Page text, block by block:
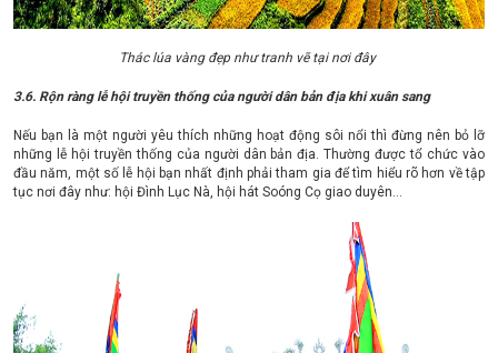
Thác lúa vàng đẹp như tranh vẽ tại nơi đây
3.6. Rộn ràng lễ hội truyền thống của người dân bản địa khi xuân sang
Nếu bạn là một người yêu thích những hoạt động sôi nổi thì đừng nên bỏ lỡ
những lễ hội truyền thống của người dân bản địa. Thường được tổ chức vào
đầu năm, một số lễ hội bạn nhất định phải tham gia để tìm hiểu rõ hơn về tập
tục nơi đây như: hội Đình Lục Nà, hội hát Soóng Cọ giao duyên…